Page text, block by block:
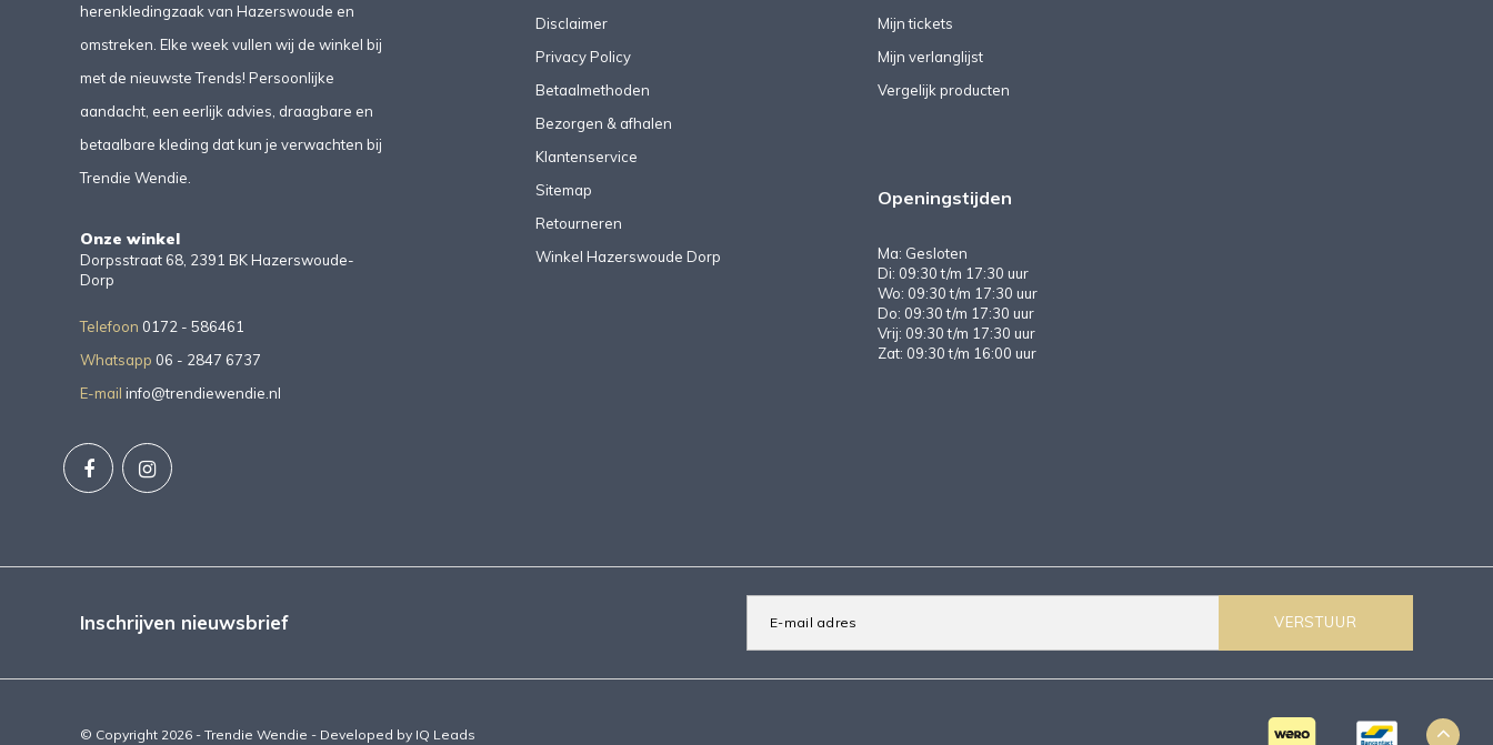
herenkledingzaak van Hazerswoude en
omstreken. Elke week vullen wij de winkel bij
met de nieuwste Trends! Persoonlijke
aandacht, een eerlijk advies, draagbare en
betaalbare kleding dat kun je verwachten bij
Trendie Wendie.
Onze winkel
Dorpsstraat 68, 2391 BK Hazerswoude-
Dorp
Telefoon 0172 - 586461
Whatsapp 06 - 2847 6737
E-mail info@trendiewendie.nl
Disclaimer
Privacy Policy
Betaalmethoden
Bezorgen & afhalen
Klantenservice
Sitemap
Retourneren
Winkel Hazerswoude Dorp
Mijn tickets
Mijn verlanglijst
Vergelijk producten
Openingstijden
Ma: Gesloten
Di: 09:30 t/m 17:30 uur
Wo: 09:30 t/m 17:30 uur
Do: 09:30 t/m 17:30 uur
Vrij: 09:30 t/m 17:30 uur
Zat: 09:30 t/m 16:00 uur
Inschrijven nieuwsbrief VERSTUUR
© Copyright 2026 - Trendie Wendie - Developed by IQ Leads